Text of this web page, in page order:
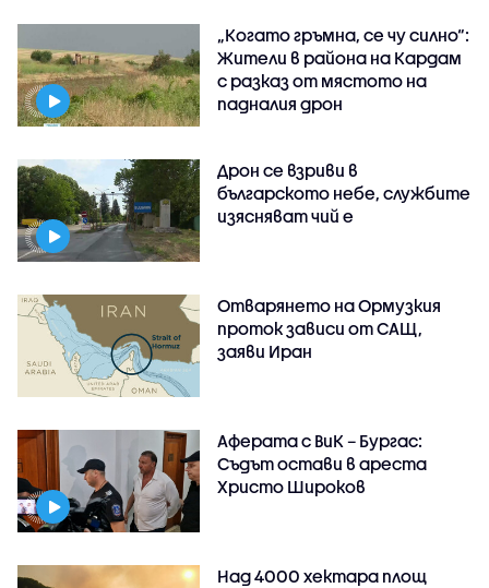
„Когато гръмна, се чу силно“:
Жители в района на Кардам
с разказ от мястото на
падналия дрон
Дрон се взриви в
българското небе, службите
изясняват чий е
Отварянето на Ормузкия
проток зависи от САЩ,
заяви Иран
Аферата с ВиК – Бургас:
Съдът остави в ареста
Христо Широков
Над 4000 хектара площ